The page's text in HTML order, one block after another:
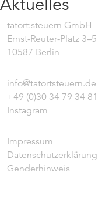
tatort:steuern GmbH
Ernst-Reuter-Platz 3–5
10587 Berlin
info@tatortsteuern.de
+49 (0)30 34 79 34 81
Instagram
Impressum
Datenschutzerklärung
Genderhinweis